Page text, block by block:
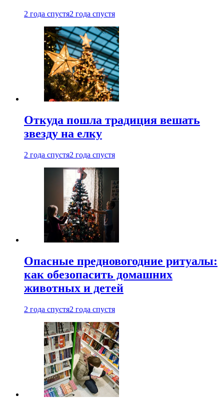
2 года спустя2 года спустя
Откуда пошла традиция вешать
звезду на елку
2 года спустя2 года спустя
Опасные предновогодние ритуалы:
как обезопасить домашних
животных и детей
2 года спустя2 года спустя